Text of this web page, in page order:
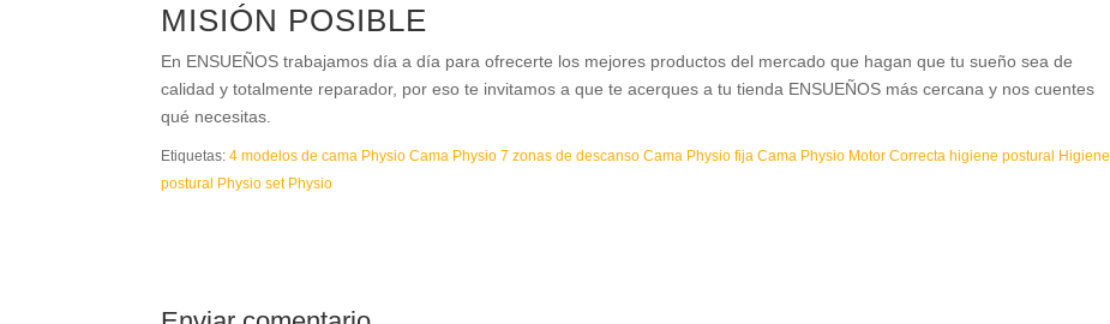
MISIÓN POSIBLE
En ENSUEÑOS trabajamos día a día para ofrecerte los mejores productos del mercado que hagan que tu sueño sea de
calidad y totalmente reparador, por eso te invitamos a que te acerques a tu tienda ENSUEÑOS más cercana y nos cuentes
qué necesitas.
Etiquetas:4 modelos de cama Physio Cama Physio 7 zonas de descanso Cama Physio fija Cama Physio Motor Correcta higiene postural Higiene
postural Physio set Physio